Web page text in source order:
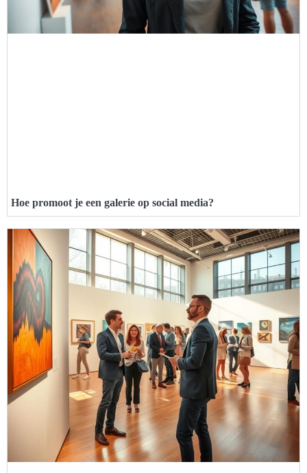
Hoe promoot je een galerie op social media?